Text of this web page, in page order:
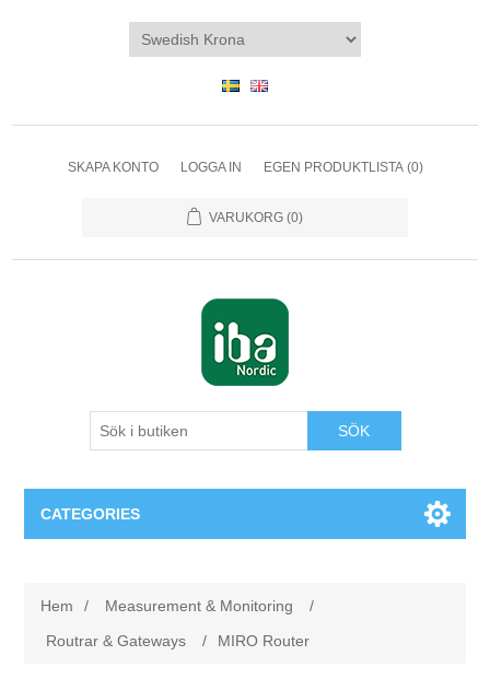
SKAPA KONTO LOGGA IN EGEN PRODUKTLISTA (0)
VARUKORG (0)
SÖK
CATEGORIES
Felsökning
Produkter
Hem / Measurement & Monitoring
/
Routrar & Gateways
/ MIRO Router